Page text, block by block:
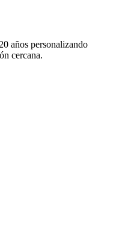
años personalizando
cercana.